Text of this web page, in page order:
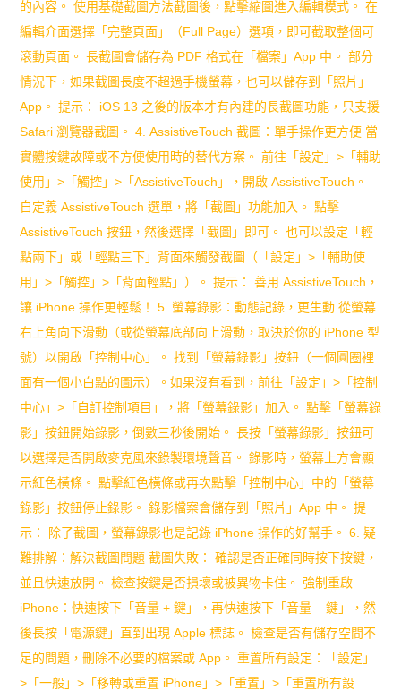
助
你
安
撫
孩
子
沮
喪
與
無
助！
的內容。 使用基礎截圖方法截圖後，點擊縮圖進入編輯模式。 在
編輯介面選擇「完整頁面」（Full Page）選項，即可截取整個可
滾動頁面。 長截圖會儲存為 PDF 格式在「檔案」App 中。 部分
情況下，如果截圖長度不超過手機螢幕，也可以儲存到「照片」
App。 提示： iOS 13 之後的版本才有內建的長截圖功能，只支援
Safari 瀏覽器截圖。 4. AssistiveTouch 截圖：單手操作更方便 當
實體按鍵故障或不方便使用時的替代方案。 前往「設定」>「輔助
使用」>「觸控」>「AssistiveTouch」，開啟 AssistiveTouch。
自定義 AssistiveTouch 選單，將「截圖」功能加入。 點擊
AssistiveTouch 按鈕，然後選擇「截圖」即可。 也可以設定「輕
點兩下」或「輕點三下」背面來觸發截圖（「設定」>「輔助使
用」>「觸控」>「背面輕點」）。 提示： 善用 AssistiveTouch，
讓 iPhone 操作更輕鬆！ 5. 螢幕錄影：動態記錄，更生動 從螢幕
右上角向下滑動（或從螢幕底部向上滑動，取決於你的 iPhone 型
號）以開啟「控制中心」。 找到「螢幕錄影」按鈕（一個圓圈裡
面有一個小白點的圖示）。如果沒有看到，前往「設定」>「控制
中心」>「自訂控制項目」，將「螢幕錄影」加入。 點擊「螢幕錄
影」按鈕開始錄影，倒數三秒後開始。 長按「螢幕錄影」按鈕可
以選擇是否開啟麥克風來錄製環境聲音。 錄影時，螢幕上方會顯
示紅色橫條。 點擊紅色橫條或再次點擊「控制中心」中的「螢幕
錄影」按鈕停止錄影。 錄影檔案會儲存到「照片」App 中。 提
示： 除了截圖，螢幕錄影也是記錄 iPhone 操作的好幫手。 6. 疑
難排解：解決截圖問題 截圖失敗： 確認是否正確同時按下按鍵，
並且快速放開。 檢查按鍵是否損壞或被異物卡住。 強制重啟
iPhone：快速按下「音量 + 鍵」，再快速按下「音量 – 鍵」，然
後長按「電源鍵」直到出現 Apple 標誌。 檢查是否有儲存空間不
足的問題，刪除不必要的檔案或 App。 重置所有設定：「設定」
>「一般」>「移轉或重置 iPhone」>「重置」>「重置所有設